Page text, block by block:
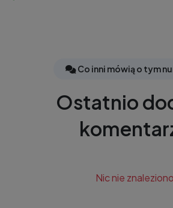
Co inni mówią o tym
Ostatnio
Nic nie znaleziono